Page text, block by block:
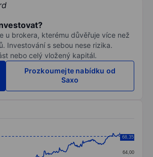
u brokera, kterému důvěřuje více než
Investování s sebou nese rizika.
nebo celý vložený kapitál.
Prozkoumejte nabídku od
Saxo
299 data points.
64,00
68,00
68,35